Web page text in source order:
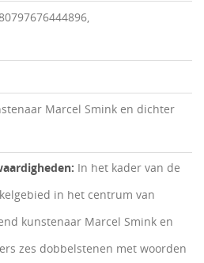
Marcel Smink en dichter
In het kader van de
in het centrum van
kunstenaar Marcel Smink en
zes dobbelstenen met woorden